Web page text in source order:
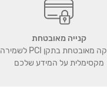
קנייה מאובטחת
סליקה מאובטחת בתקן PCI לשמירה
מקסימלית על המידע שלכם